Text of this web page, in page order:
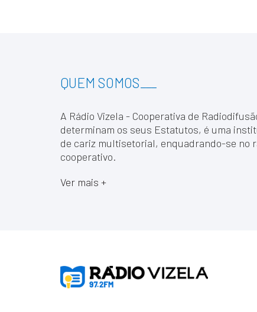
QUEM SOMOS
A Rádio Vizela - Cooperativa de
determinam os seus Estatutos, é uma
de cariz multisetorial, enquadrando-se no
cooperativo.
Ver mais +